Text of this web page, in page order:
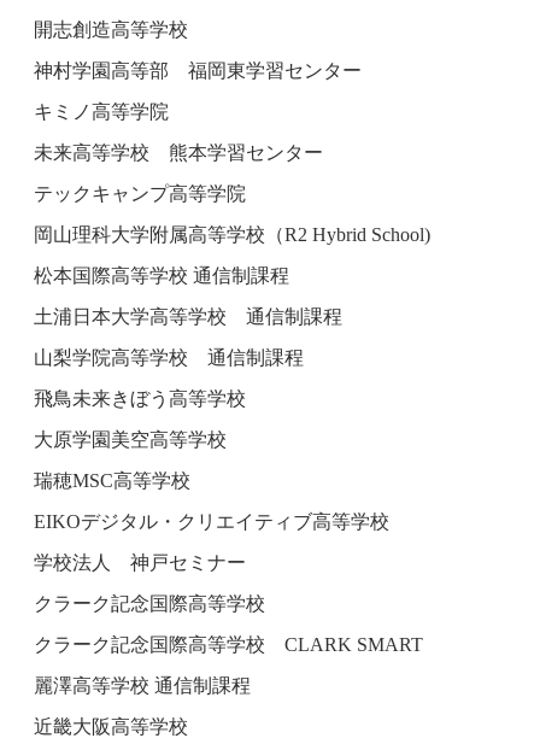
開志創造高等学校
神村学園高等部 福岡東学習センター
キミノ高等学院
未来高等学校 熊本学習センター
テックキャンプ高等学院
岡山理科大学附属高等学校（R2 Hybrid School)
松本国際高等学校 通信制課程
土浦日本大学高等学校 通信制課程
山梨学院高等学校 通信制課程
飛鳥未来きぼう高等学校
大原学園美空高等学校
瑞穂MSC高等学校
EIKOデジタル・クリエイティブ高等学校
学校法人 神戸セミナー
クラーク記念国際高等学校
クラーク記念国際高等学校 CLARK SMART
麗澤高等学校 通信制課程
近畿大阪高等学校